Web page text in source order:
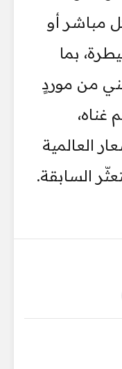
مباشر أو
بما
من موردٍ
العالمية
السابقة.